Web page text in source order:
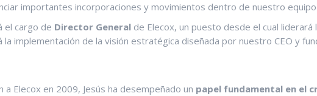
importantes incorporaciones y movimientos dentro de nuestro
el cargo de Director General de Elecox, un puesto desde el cual liderará
implementación de la visión estratégica diseñada por nuestro CEO y
a Elecox en 2009, Jesús ha desempeñado un papel fundamental en el